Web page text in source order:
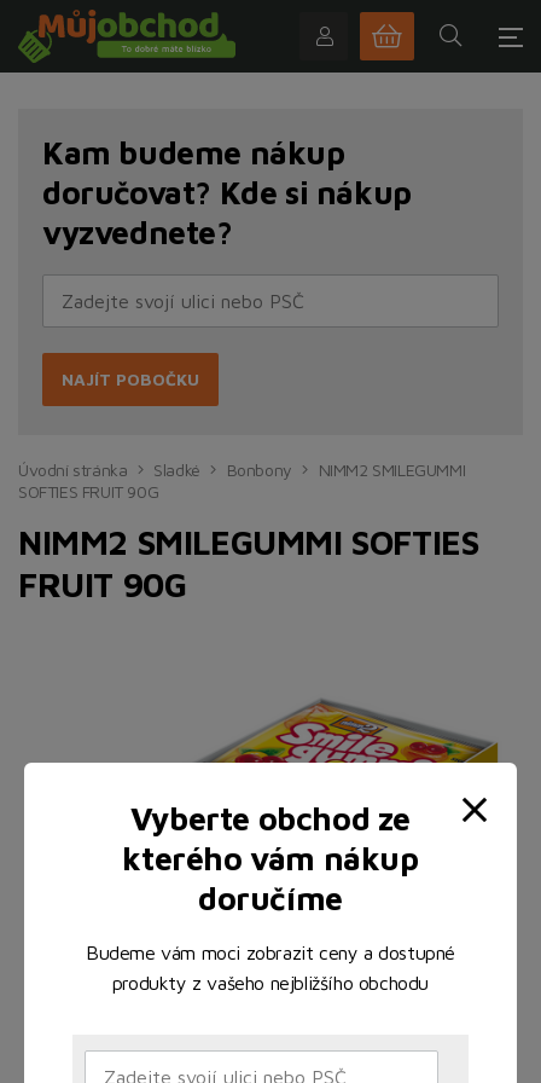
Kam budeme nákup
doručovat? Kde si nákup
vyzvednete?
NAJÍT POBOČKU
Úvodní stránka Sladké Bonbony
NIMM2 SMILEGUMMI
SOFTIES FRUIT 90G
NIMM2 SMILEGUMMI SOFTIES
FRUIT 90G
Vyberte obchod ze
kterého vám nákup
doručíme
Budeme vám moci zobrazit ceny a dostupné
produkty z vašeho nejbližšího obchodu